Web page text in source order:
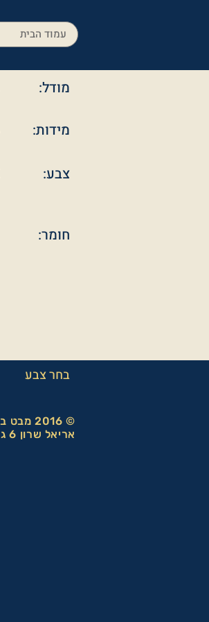
עמוד הבית
מודל:
מידות:
צבע:
חומר:
בחר צבע
© 2016 מבט בקליק בע"מ
אריאל שרון 6 גבעתיים